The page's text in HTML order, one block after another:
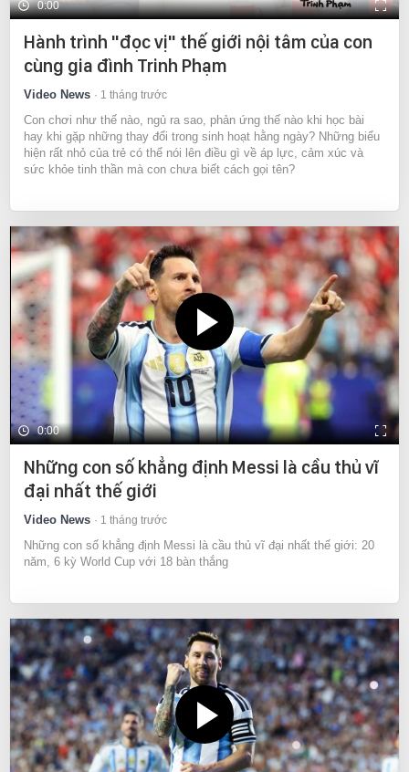
0:00
Hành trình "đọc vị" thế giới nội tâm của con
cùng gia đình Trinh Phạm
Video News 1 tháng trước
Con chơi như thế nào, ngủ ra sao, phản ứng thế nào khi học bài
hay khi gặp những thay đổi trong sinh hoạt hằng ngày? Những biểu
hiện rất nhỏ của trẻ có thể nói lên điều gì về áp lực, cảm xúc và
sức khỏe tinh thần mà con chưa biết cách gọi tên?
0:00
Những con số khẳng định Messi là cầu thủ vĩ
đại nhất thế giới
Video News 1 tháng trước
Những con số khẳng định Messi là cầu thủ vĩ đại nhất thế giới: 20
năm, 6 kỳ World Cup với 18 bàn thắng